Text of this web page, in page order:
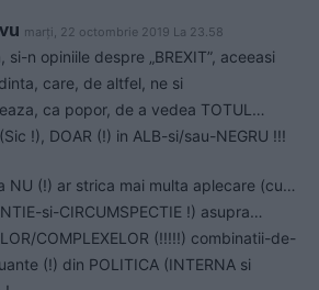
marți, 22 octombrie 2019 La 23.58
si-n opiniile despre „BREXIT”, aceeasi
care, de altfel, ne si
ca popor, de a vedea TOTUL…
!), DOAR (!) in ALB-si/sau-NEGRU !!!
NU (!) ar strica mai multa aplecare (cu…
si-CIRCUMSPECTIE !) asupra…
COMPLEXELOR (!!!!!) combinatii-de-
(!) din POLITICA (INTERNA si